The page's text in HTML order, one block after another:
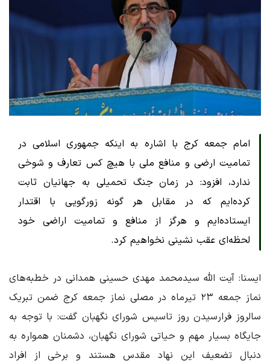
امام جمعه کرج با اشاره به اینکه جمهوری اسلامی در
تمامیت ارضی و منافع ملی با هیچ کس تعارف و شوخی
ندارد، افزود: در زمان جنگ تحمیلی به جهانیان ثابت
کرده‌ایم که در مقابل هر گونه زورگویی با اقتدار
ایستاده‌ایم و هرگز از منافع و تمامیت اراضی خود
لحظه‌ای عقب نشینی نخواهیم کرد.
ایسنا: آیت الله سیدمحمد مهدی حسینی همدانی در خطبه‌های
نماز جمعه ۲۳ تیرماه در مصلی نماز جمعه کرج ضمن تبریک
سالروز فرارسیدن روز تاسیس شورای نگهبان گفت: با توجه به
جایگاه بسیار مهم و حیاتی شورای نگهبان، دشمنان همواره به
دنبال تضعیف این نهاد مقدس هستند و برخی از افراد